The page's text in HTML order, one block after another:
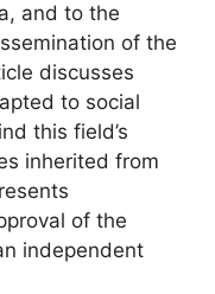
and to the
of the
discusses
to social
this field’s
inherited from
of the
independent